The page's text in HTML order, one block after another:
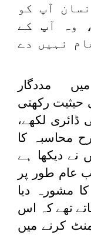
آپ کو
وہ آپ کے
نہیں دے
مددگار
حیثیت رکھتی
لکھے،
محاسبہ کا
نے دیکھا ہے
عام طور پر
کا مشورہ دیا
تھے کہ اس
کرنے میں